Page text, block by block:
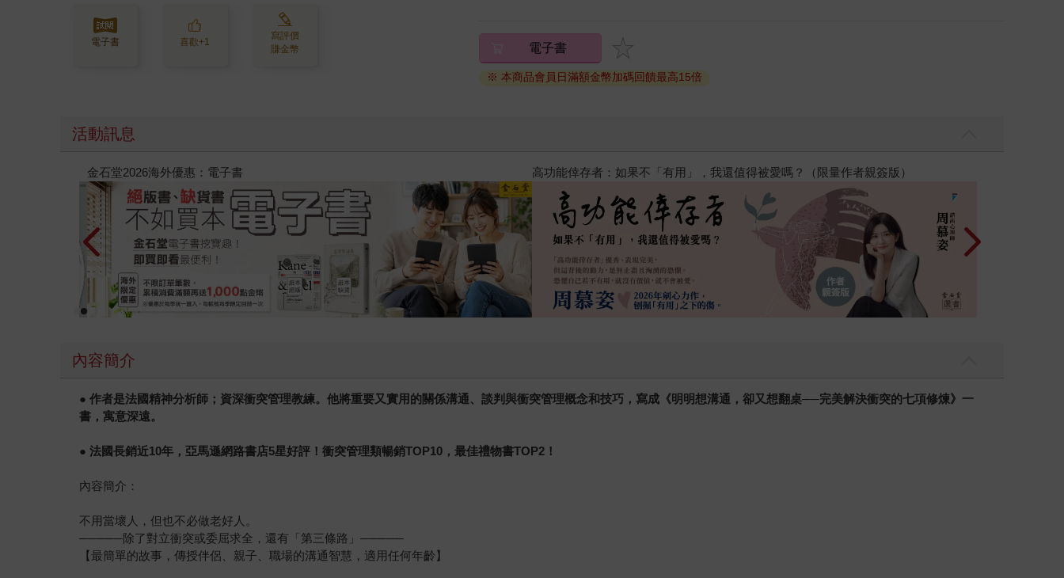
電子書 喜歡+1
寫評價
賺金幣
電子書
※ 本商品會員日滿額金幣加碼回饋最高15倍
活動訊息
春光ｘ奇幻基地｜全書系展 2026金石堂暑假漫博〈你好，我吃一點〉第二波
內容簡介
● 作者是法國精神分析師；資深衝突管理教練。他將重要又實用的關係溝通、談判與衝突管理概念和技巧，寫成《明明想溝通，卻又想翻桌──完美解決衝突的七項修煉》一
書，寓意深遠。
● 法國長銷近10年，亞馬遜網路書店5星好評！衝突管理類暢銷TOP10，最佳禮物書TOP2！
內容簡介：
不用當壞人，但也不必做老好人。
─────除了對立衝突或委屈求全，還有「第三條路」─────
【最簡單的故事，傳授伴侶、親子、職場的溝通智慧，適用任何年齡】